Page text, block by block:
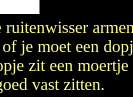
je moet een
zit een
vast zitten.